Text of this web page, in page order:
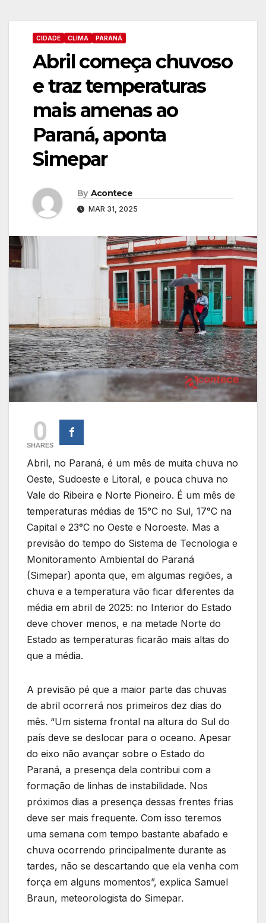
CIDADE CLIMA PARANÁ
Abril começa chuvoso
e traz temperaturas
mais amenas ao
Paraná, aponta
Simepar
By Acontece
MAR 31, 2025
0
SHARES
Abril, no Paraná, é um mês de muita chuva no
Oeste, Sudoeste e Litoral, e pouca chuva no
Vale do Ribeira e Norte Pioneiro. É um mês de
temperaturas médias de 15°C no Sul, 17°C na
Capital e 23°C no Oeste e Noroeste. Mas a
previsão do tempo do Sistema de Tecnologia e
Monitoramento Ambiental do Paraná
(Simepar) aponta que, em algumas regiões, a
chuva e a temperatura vão ficar diferentes da
média em abril de 2025: no Interior do Estado
deve chover menos, e na metade Norte do
Estado as temperaturas ficarão mais altas do
que a média.
A previsão pé que a maior parte das chuvas
de abril ocorrerá nos primeiros dez dias do
mês. “Um sistema frontal na altura do Sul do
país deve se deslocar para o oceano. Apesar
do eixo não avançar sobre o Estado do
Paraná, a presença dela contribui com a
formação de linhas de instabilidade. Nos
próximos dias a presença dessas frentes frias
deve ser mais frequente. Com isso teremos
uma semana com tempo bastante abafado e
chuva ocorrendo principalmente durante as
tardes, não se descartando que ela venha com
força em alguns momentos”, explica Samuel
Braun, meteorologista do Simepar.